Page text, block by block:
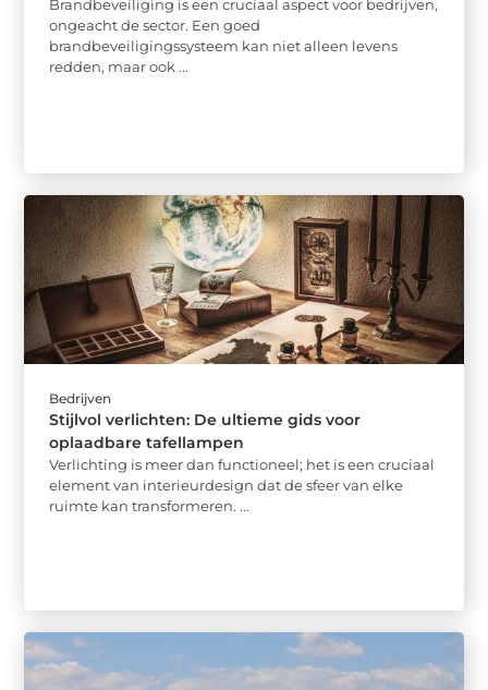
Brandbeveiliging is een cruciaal aspect voor bedrijven,
ongeacht de sector. Een goed
brandbeveiligingssysteem kan niet alleen levens
redden, maar ook ...
Bedrijven
Stijlvol verlichten: De ultieme gids voor
oplaadbare tafellampen
Verlichting is meer dan functioneel; het is een cruciaal
element van interieurdesign dat de sfeer van elke
ruimte kan transformeren. ...